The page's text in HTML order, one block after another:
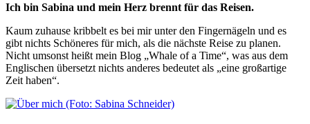
Ich bin Sabina und mein Herz brennt für das Reisen.
Kaum zuhause kribbelt es bei mir unter den Fingernägeln und es
gibt nichts Schöneres für mich, als die nächste Reise zu planen.
Nicht umsonst heißt mein Blog „Whale of a Time“, was aus dem
Englischen übersetzt nichts anderes bedeutet als „eine großartige
Zeit haben“.